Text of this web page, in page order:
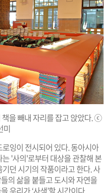
을 빼내 자리를 잡고 앉았다. ⓒ
미
로잉이 전시되어 있다. 동아시아
는 '사의'로부터 대상을 관찰해 본
기던 시기의 작품이라고 한다. 사
의 삶을 붙들고 도시와 자연을
우리가 ‘사색’할 시간이다.